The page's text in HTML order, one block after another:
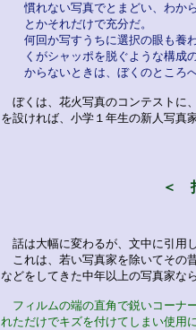
慣れない写真でとまどい、わから
とかそれだけで充分だ。
何回か写すうちに選択の眼も養わ
くがシャッポを脱ぐような構成の
からないときは、ぼくのところへ
ぼくは、花火写真のコンテストに
を設ければ、小学１年生の新人写真
＜
話は大幅に変わるが、文中に引
これは、若い写真家を除いてその
などをしてきた中年以上の写真家な
フィルムの端の直角で鋭いコーナ
れただけでキズを付けてしまい使用